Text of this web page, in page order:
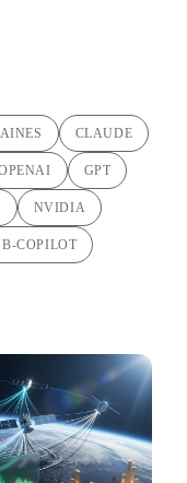
CLAUDE
GPT
NVIDIA
COPILOT